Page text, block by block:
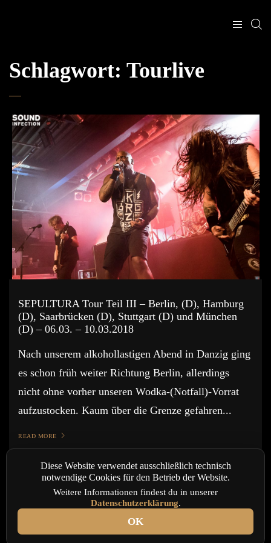
Schlagwort: Tourlive
SEPULTURA Tour Teil III – Berlin, (D), Hamburg
(D), Saarbrücken (D), Stuttgart (D) und München
(D) – 06.03. – 10.03.2018
Nach unserem alkohollastigen Abend in Danzig ging
es schon früh weiter Richtung Berlin, allerdings
nicht ohne vorher unseren Wodka-(Notfall)-Vorrat
aufzustocken. Kaum über die Grenze gefahren...
READ MORE
Diese Website verwendet ausschließlich technisch
notwendige Cookies für den Betrieb der Website.
Weitere Informationen findest du in unserer
Datenschutzerklärung.
OK